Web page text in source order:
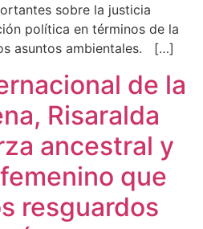
sobre la justicia
política en términos de la
asuntos ambientales. […]
de la
Risaralda
ancestral y
que
resguardos